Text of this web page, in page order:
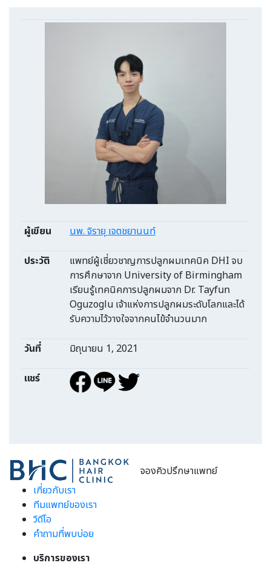
ผู้เขียน นพ. จิรายุ เจตชยานนท์
ประวัติ
แพทย์ผู้เชี่ยวชาญการปลูกผมเทคนิค DHI จบ
การศึกษาจาก University of Birmingham
เรียนรู้เทคนิคการปลูกผมจาก Dr. Tayfun
Oguzoglu เจ้าแห่งการปลูกผมระดับโลกและได้
รับความไว้วางใจจากคนไข้จำนวนมาก
วันที่ มิถุนายน 1, 2021
แชร์
จองคิวปรึกษาแพทย์
เกี่ยวกับเรา
ทีมแพทย์ของเรา
วิดีโอ
คำถามที่พบบ่อย
บริการของเรา